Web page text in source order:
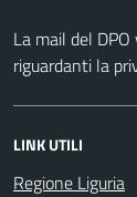
La mail del
riguardanti la
LINK UTILI
Regione Liguria